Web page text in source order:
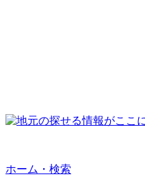
ホーム・検索